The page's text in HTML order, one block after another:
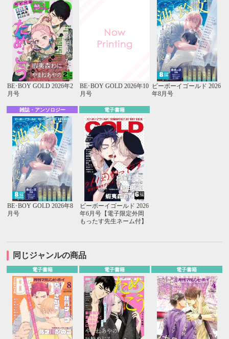
BE･BOY GOLD 2026年2
月号
BE･BOY GOLD 2026年10
月号
ビーボーイゴールド 2026
年8月号
雑誌・アンソロジー
BE･BOY GOLD 2026年8
月号
電子書籍
ビーボーイゴールド 2026
年6月号【電子限定外岡
もったす先生ネーム付】
同じジャンルの商品
電子書籍 電子書籍 電子書籍